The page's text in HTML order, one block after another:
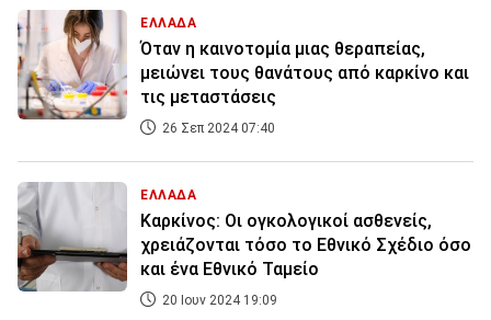
ΕΛΛΑΔΑ
Όταν η καινοτομία μιας θεραπείας,
μειώνει τους θανάτους από καρκίνο και
τις μεταστάσεις
26 Σεπ 2024 07:40
ΕΛΛΑΔΑ
Καρκίνος: Οι ογκολογικοί ασθενείς,
χρειάζονται τόσο το Εθνικό Σχέδιο όσο
και ένα Εθνικό Ταμείο
20 Ιουν 2024 19:09